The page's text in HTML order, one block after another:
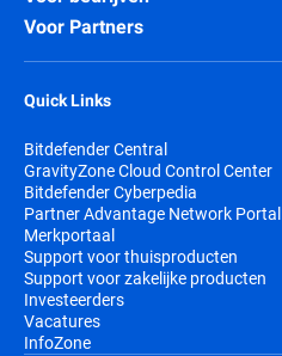
Voor Partners
Quick Links
Bitdefender Central
GravityZone Cloud Control Center
Bitdefender Cyberpedia
Partner Advantage Network Portal
Merkportaal
Support voor thuisproducten
Support voor zakelijke producten
Investeerders
Vacatures
InfoZone